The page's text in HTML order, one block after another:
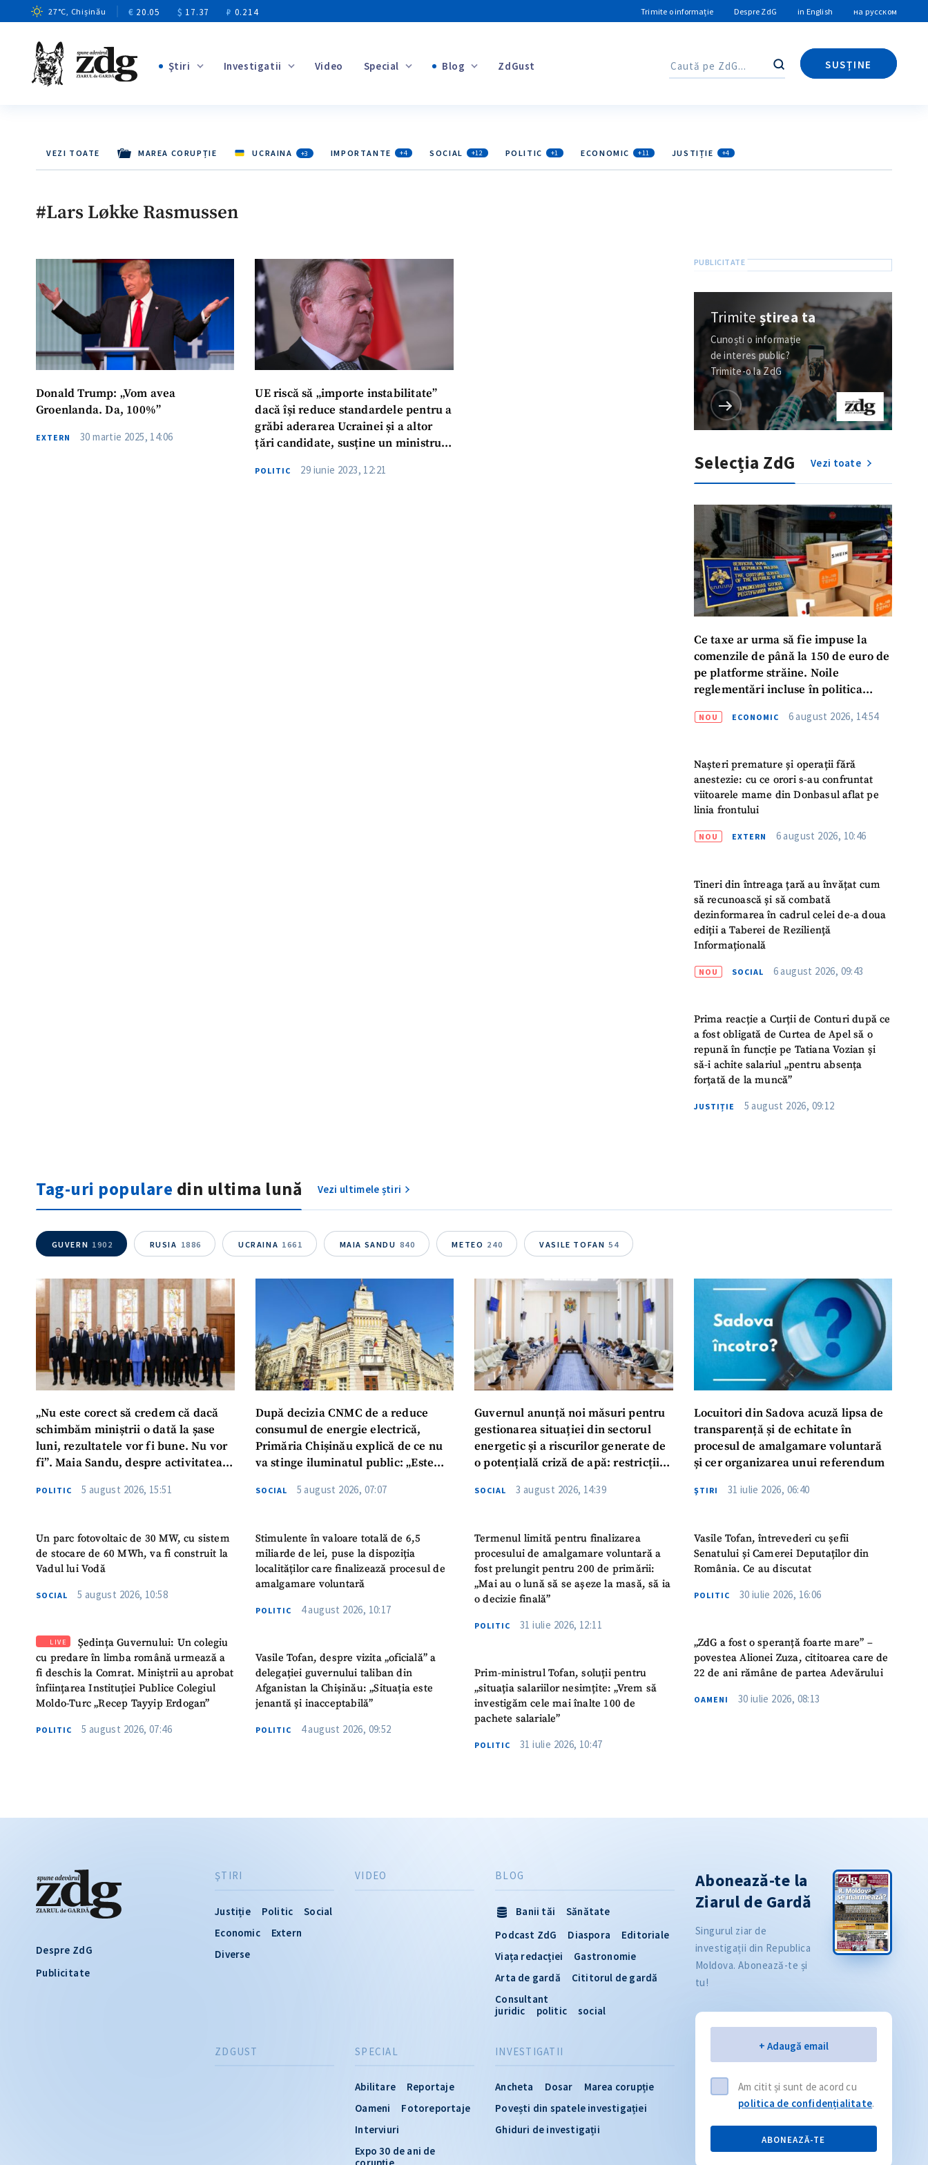
27°C, Chișinău € 20.05 $ 17.37 ₽ 0.214 Trimite o informație Despre ZdG in English на русском
Ştiri
+11
Investigatii Video Special Blog ZdGust Caută
SUSȚINE
Caută
VEZI TOATE MAREA CORUPȚIE UCRAINA +3 IMPORTANTE +4 SOCIAL +12 POLITIC +1 ECONOMIC +11 JUSTIȚIE +4
#Lars Løkke Rasmussen
Donald Trump: „Vom avea
Groenlanda. Da, 100%”
EXTERN 30 martie 2025, 14:06
UE riscă să „importe instabilitate”
dacă își reduce standardele pentru a
grăbi aderarea Ucrainei și a altor
țări candidate, susține un ministru
POLITIC 29 iunie 2023, 12:21
Trimiteștirea ta
Cunoști o informație
de interes public?
Trimite-o la ZdG
Selecția ZdG Vezi toate
Ce taxe ar urma să fie impuse la
comenzile de până la 150 de euro de
pe platforme străine. Noile
reglementări incluse în politica
NOU ECONOMIC 6 august 2026, 14:54
Nașteri premature și operații fără
anestezie: cu ce orori s-au confruntat
viitoarele mame din Donbasul aflat pe
linia frontului
NOU EXTERN 6 august 2026, 10:46
Tineri din întreaga țară au învățat cum
să recunoască și să combată
dezinformarea în cadrul celei de-a doua
ediții a Taberei de Reziliență
Informațională
NOU SOCIAL 6 august 2026, 09:43
Prima reacție a Curții de Conturi după ce
a fost obligată de Curtea de Apel să o
repună în funcție pe Tatiana Vozian și
să-i achite salariul „pentru absența
forțată de la muncă”
JUSTIȚIE 5 august 2026, 09:12
Tag-uri populare din ultima lună Vezi ultimele știri
GUVERN 1902 RUSIA 1886 UCRAINA 1661 MAIA SANDU 840 METEO 240 VASILE TOFAN 54
„Nu este corect să credem că dacă
schimbăm miniștrii o dată la șase
luni, rezultatele vor fi bune. Nu vor
fi”. Maia Sandu, despre activitatea
POLITIC 5 august 2026, 15:51
Un parc fotovoltaic de 30 MW, cu sistem
de stocare de 60 MWh, va fi construit la
Vadul lui Vodă
SOCIAL 5 august 2026, 10:58
LIVE
Ședința Guvernului: Un colegiu
cu predare în limba română urmează a
fi deschis la Comrat. Miniștrii au aprobat
înființarea Instituției Publice Colegiul
Moldo-Turc „Recep Tayyip Erdogan”
POLITIC 5 august 2026, 07:46
După decizia CNMC de a reduce
consumul de energie electrică,
Primăria Chișinău explică de ce nu
va stinge iluminatul public: „Este
SOCIAL 5 august 2026, 07:07
Stimulente în valoare totală de 6,5
miliarde de lei, puse la dispoziția
localităților care finalizează procesul de
amalgamare voluntară
POLITIC 4 august 2026, 10:17
Vasile Tofan, despre vizita „oficială” a
delegației guvernului taliban din
Afganistan la Chișinău: „Situația este
jenantă și inacceptabilă”
POLITIC 4 august 2026, 09:52
Guvernul anunță noi măsuri pentru
gestionarea situației din sectorul
energetic și a riscurilor generate de
o potențială criză de apă: restricții
SOCIAL 3 august 2026, 14:39
Termenul limită pentru finalizarea
procesului de amalgamare voluntară a
fost prelungit pentru 200 de primării:
„Mai au o lună să se așeze la masă, să ia
o decizie finală”
POLITIC 31 iulie 2026, 12:11
Prim-ministrul Tofan, soluții pentru
„situația salariilor nesimțite: „Vrem să
investigăm cele mai înalte 100 de
pachete salariale”
POLITIC 31 iulie 2026, 10:47
Locuitori din Sadova acuză lipsa de
transparență și de echitate în
procesul de amalgamare voluntară
și cer organizarea unui referendum
ŞTIRI 31 iulie 2026, 06:40
Vasile Tofan, întrevederi cu șefii
Senatului și Camerei Deputaților din
România. Ce au discutat
POLITIC 30 iulie 2026, 16:06
„ZdG a fost o speranță foarte mare” –
povestea Alionei Zuza, cititoarea care de
22 de ani rămâne de partea Adevărului
OAMENI 30 iulie 2026, 08:13
Despre ZdG
Publicitate
ŞTIRI
Justiție Politic
Social
Economic
Extern
Diverse
INVESTIGATII
Ancheta Dosar
Marea corupție
Povești din spatele investigației
Ghiduri de investigații
VIDEO
SPECIAL
Abilitare
Reportaje
Oameni
Fotoreportaje
Interviuri
Expo 30 de ani de
BLOG
Banii tăi
Sănătate
Podcast ZdG
Diaspora
Editoriale
Viața redacției
Gastronomie
Arta de gardă
Cititorul de gardă
Consultant
juridic
politic social
ZDGUST
Abonează-te la
Ziarul de Gardă
Singurul ziar de
investigații din Republica
Moldova. Abonează-te și
tu!
+ Adaugă email
Am citit și sunt de acord cu
politica de confidențialitate.
ABONEAZĂ-TE
+ Mesajul știrei
Telefon + Telefon personal
Am citit și sunt de acord cupolitica de
confidențialitate.
TRIMITE ȘTIREA